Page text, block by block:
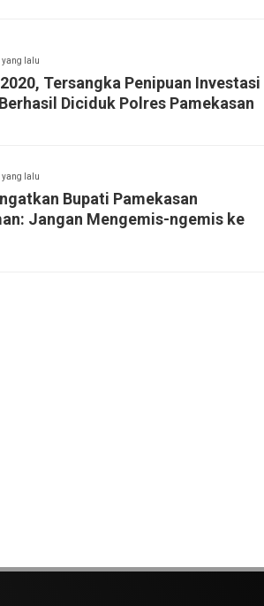
lalu
Tersangka Penipuan Investasi
Diciduk Polres Pamekasan
lalu
Bupati Pamekasan
Jangan Mengemis-ngemis ke